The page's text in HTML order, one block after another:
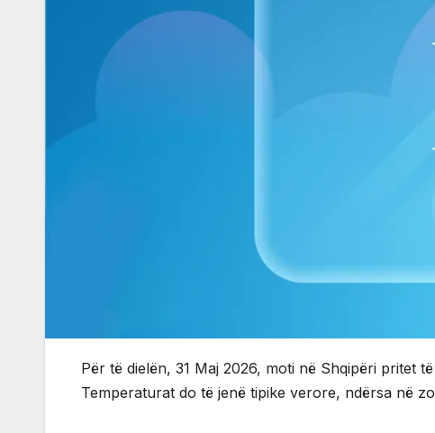
Për të dielën, 31 Maj 2026, moti në Shqipëri pritet
Temperaturat do të jenë tipike verore, ndërsa në